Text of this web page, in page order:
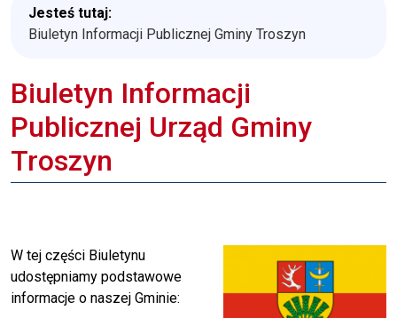
Jesteś tutaj:
Biuletyn Informacji Publicznej Gminy Troszyn
Biuletyn Informacji
Publicznej Urząd Gminy
Troszyn
W tej części Biuletynu
udostępniamy podstawowe
informacje o naszej Gminie: